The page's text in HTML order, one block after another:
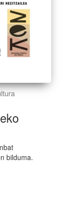
bilduma.